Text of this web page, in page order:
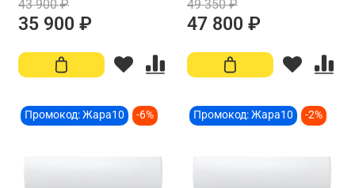
43 900 ₽
35 900 ₽
49 350 ₽
47 800 ₽
Промокод: Жара10 -6% Промокод: Жара10 -2%